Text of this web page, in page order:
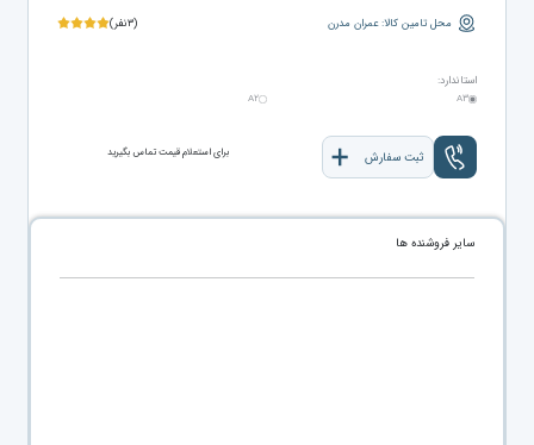
محل تامین کالا: عمران مدرن (۳نفر)
استاندارد:
A۳ A۲
ثبت سفارش برای استعلام قیمت تماس بگیرید
سایر فروشنده ها